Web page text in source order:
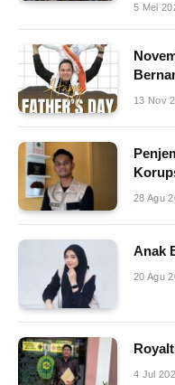
5 Mei
13 Nov
28 Agu
Anak
20 Agu
4 Jul